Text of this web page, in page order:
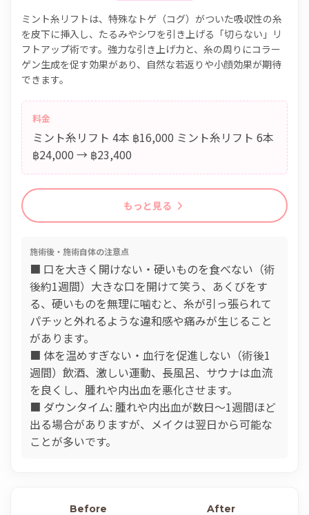
ミント糸リフトは、特殊なトゲ（コグ）がついた吸収性の糸
を皮下に挿入し、たるみやシワを引き上げる「切らない」リ
フトアップ術です。強力な引き上げ力と、糸の周りにコラー
ゲン生成を促す効果があり、自然な若返りや小顔効果が期待
できます。
料金
ミント糸リフト 4本 ฿16,000 ミント糸リフト 6本
฿24,000 → ฿23,400
もっと見る
施術後・施術自体の注意点
■ 口を大きく開けない・硬いものを食べない（術
後約1週間）大きな口を開けて笑う、あくびをす
る、硬いものを無理に噛むと、糸が引っ張られて
パチッと外れるような違和感や痛みが生じること
があります。
■ 体を温めすぎない・血行を促進しない（術後1
週間）飲酒、激しい運動、長風呂、サウナは血流
を良くし、腫れや内出血を悪化させます。
■ ダウンタイム: 腫れや内出血が数日〜1週間ほど
出る場合がありますが、メイクは翌日から可能な
ことが多いです。
Before After